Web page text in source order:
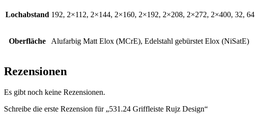
Lochabstand 192, 2×112, 2×144, 2×160, 2×192, 2×208, 2×272, 2×400, 32, 64
Oberfläche Alufarbig Matt Elox (MCrE), Edelstahl gebürstet Elox (NiSatE)
Rezensionen
Es gibt noch keine Rezensionen.
Schreibe die erste Rezension für „531.24 Griffleiste Rujz Design“